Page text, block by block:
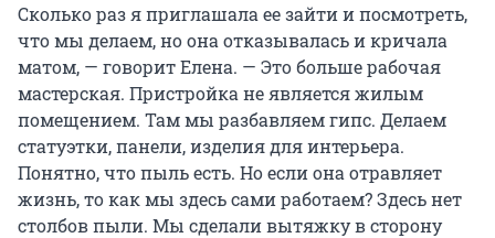
Сколько раз я приглашала ее зайти и посмотреть,
что мы делаем, но она отказывалась и кричала
матом, — говорит Елена. — Это больше рабочая
мастерская. Пристройка не является жилым
помещением. Там мы разбавляем гипс. Делаем
статуэтки, панели, изделия для интерьера.
Понятно, что пыль есть. Но если она отравляет
жизнь, то как мы здесь сами работаем? Здесь нет
столбов пыли. Мы сделали вытяжку в сторону